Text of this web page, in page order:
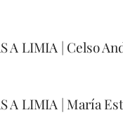
A LIMIA | Celso
A LIMIA | María